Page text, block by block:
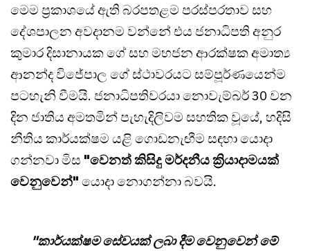
මෙම ප්‍රකාශයේ ඇති බරපතළම පරස්පරතාව සහ
දේශපාලන අවදානම වන්නේ එය ජනාධිපති අනුර
කුමාර දිසානායක ගේ සහ මහජන ආරක්ෂක අමාත්‍ය
ආනන්ද විජේපාල ගේ ස්ථාවරයට සම්පූර්ණයෙන්ම
පටහැනි වීමයි. ජනාධිපතිවරයා නොවැම්බර් 30 වන
දින ජාතිය අමතමින් පැහැදිලිවම සහතික වූයේ, හදිසි
නීතිය කාර්යක්ෂම යළි ගොඩනැඟීම සඳහා යොදා
ගන්නවා මිස "වෙනත් කිසිදු මර්දනීය ක්‍රියාදාමයක්
වෙනුවෙන්" යොදා නොගන්නා බවයි.
"කාර්යක්ෂම සේවයක් ලබා දීම වෙනුවෙන් මේ